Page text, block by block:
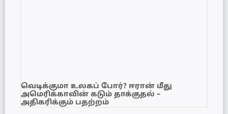
வெடிக்குமா உலகப் போர்? ஈரான் மீது
அமெரிக்காவின் கடும் தாக்குதல் –
அதிகரிக்கும் பதற்றம்